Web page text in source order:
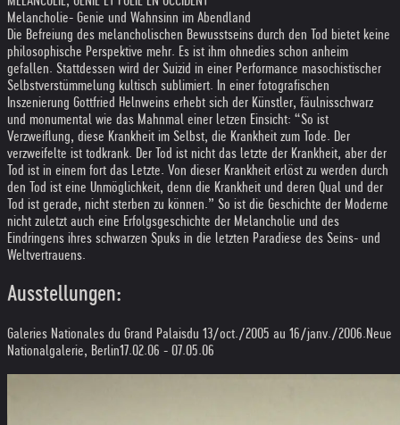
Melancholie- Genie und Wahnsinn im Abendland
Die Befreiung des melancholischen Bewusstseins durch den Tod bietet keine
philosophische Perspektive mehr. Es ist ihm ohnedies schon anheim
gefallen. Stattdessen wird der Suizid in einer Performance masochistischer
Selbstverstümmelung kultisch sublimiert. In einer fotografischen
Inszenierung Gottfried Helnweins erhebt sich der Künstler, fäulnisschwarz
und monumental wie das Mahnmal einer letzen Einsicht: “So ist
Verzweiflung, diese Krankheit im Selbst, die Krankheit zum Tode. Der
verzweifelte ist todkrank. Der Tod ist nicht das letzte der Krankheit, aber der
Tod ist in einem fort das Letzte. Von dieser Krankheit erlöst zu werden durch
den Tod ist eine Unmöglichkeit, denn die Krankheit und deren Qual und der
Tod ist gerade, nicht sterben zu können.” So ist die Geschichte der Moderne
nicht zuletzt auch eine Erfolgsgeschichte der Melancholie und des
Eindringens ihres schwarzen Spuks in die letzten Paradiese des Seins- und
Weltvertrauens.
Ausstellungen:
Galeries Nationales du Grand Palaisdu 13/oct./2005 au 16/janv./2006.Neue
Nationalgalerie, Berlin17.02.06 - 07.05.06